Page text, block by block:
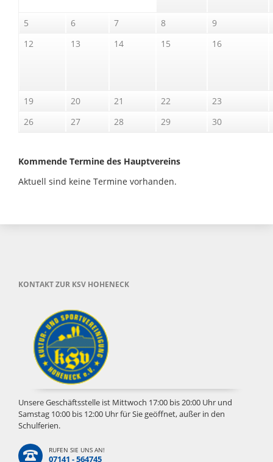
5 6 7 8
9
12
13 14 15 16
19 20 21 22
23
26
27 28 29 30
Kommende Termine des Hauptvereins
Aktuell sind keine Termine vorhanden.
KONTAKT ZUR KSV HOHENECK
Unsere Geschäftsstelle ist Mittwoch 17:00 bis 20:00 Uhr und
Samstag 10:00 bis 12:00 Uhr für Sie geöffnet, außer in den
Schulferien.
RUFEN SIE UNS AN!
07141 - 564745